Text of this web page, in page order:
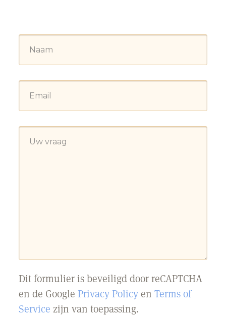
Dit formulier is beveiligd door reCAPTCHA
en de Google Privacy Policyen Terms of
Service zijn van toepassing.